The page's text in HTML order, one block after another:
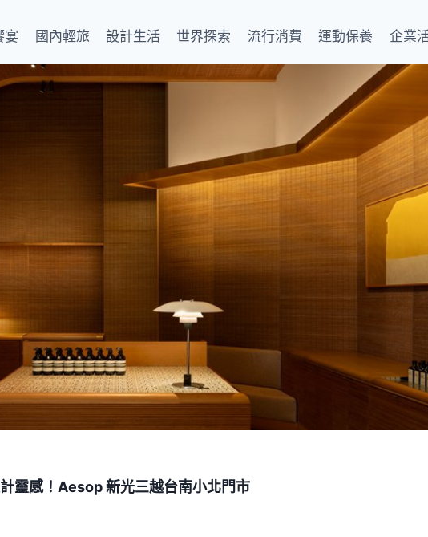
宴 國內輕旅 設計生活 世界探索 流行消費 運動保養 企業
靈感！Aesop 新光三越台南小北門市